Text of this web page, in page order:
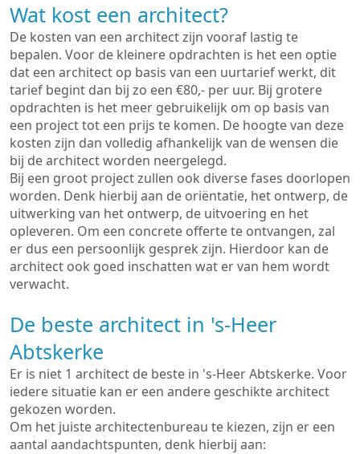
Wat kost een architect?
De kosten van een architect zijn vooraf lastig te
bepalen. Voor de kleinere opdrachten is het een optie
dat een architect op basis van een uurtarief werkt, dit
tarief begint dan bij zo een €80,- per uur. Bij grotere
opdrachten is het meer gebruikelijk om op basis van
een project tot een prijs te komen. De hoogte van deze
kosten zijn dan volledig afhankelijk van de wensen die
bij de architect worden neergelegd.
Bij een groot project zullen ook diverse fases doorlopen
worden. Denk hierbij aan de oriëntatie, het ontwerp, de
uitwerking van het ontwerp, de uitvoering en het
opleveren. Om een concrete offerte te ontvangen, zal
er dus een persoonlijk gesprek zijn. Hierdoor kan de
architect ook goed inschatten wat er van hem wordt
verwacht.
De beste architect in 's-Heer
Abtskerke
Er is niet 1 architect de beste in 's-Heer Abtskerke. Voor
iedere situatie kan er een andere geschikte architect
gekozen worden.
Om het juiste architectenbureau te kiezen, zijn er een
aantal aandachtspunten, denk hierbij aan: